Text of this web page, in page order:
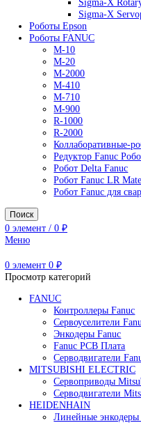
Special
Motion Control
Direct drive
Роботы Epson
Роботы FANUC
M-10
M-20
M-2000
M-410
R-1000
Редуктор Fanuc
Робот Delta Fanuc
Робот Fanuc LR
Робот Fanuc для
элемент / 0₽
Меню
элемент 0₽
Просмотр категорий